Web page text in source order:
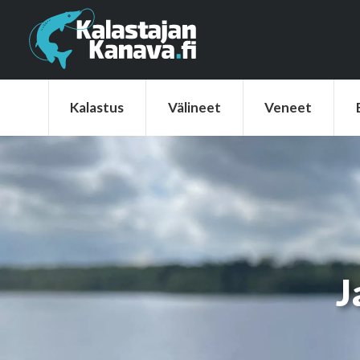
Kalastus Välineet Veneet
Kalastus Välineet